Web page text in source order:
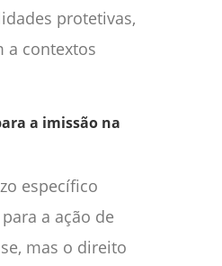
protetivas,
a contextos
a imissão na
específico
a ação de
mas o direito